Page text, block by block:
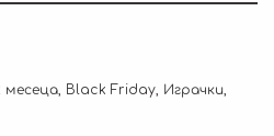
месеца Black Friday Играчки